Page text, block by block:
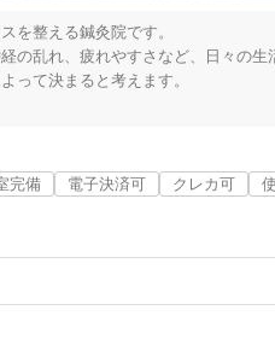
を整える鍼灸院です。
の乱れ、疲れやすさなど、日々の生
って決まると考えます。
経のバランスが整い、肌の調子や
ートしています。
完備 電子決済可 クレカ可